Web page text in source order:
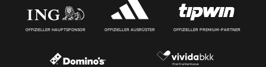
OFFIZIELLER HAUPTSPONSOR OFFIZIELLER AUSRÜSTER OFFIZIELLER PREMIUM-PARTNER